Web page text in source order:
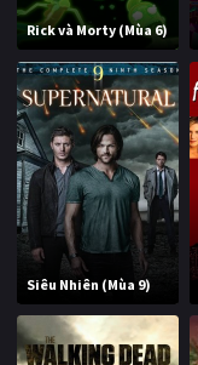
Rick và Morty (Mùa 6)
Siêu Nhiên (Mùa 9)